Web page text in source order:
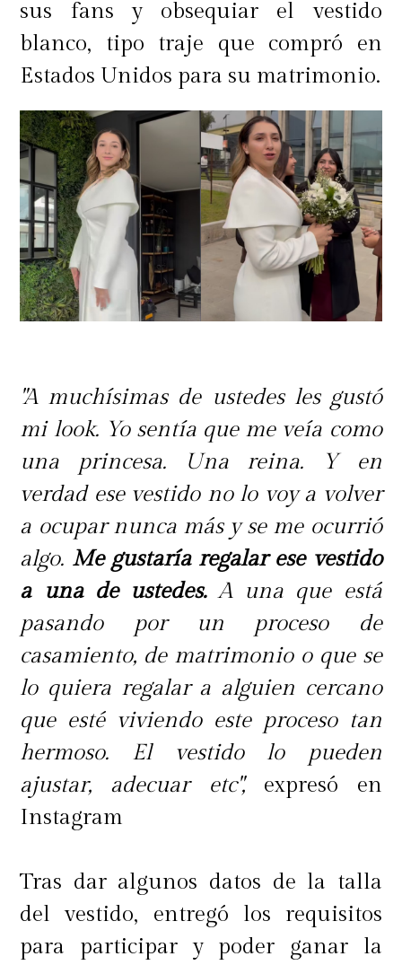
sus fans y obsequiar el vestido
blanco, tipo traje que compró en
Estados Unidos para su matrimonio.
"A muchísimas de ustedes les gustó
mi look. Yo sentía que me veía como
una princesa. Una reina. Y en
verdad ese vestido no lo voy a volver
a ocupar nunca más y se me ocurrió
algo. Me gustaría regalar ese vestido
a una de ustedes.A una que está
pasando por un proceso de
casamiento, de matrimonio o que se
lo quiera regalar a alguien cercano
que esté viviendo este proceso tan
hermoso. El vestido lo pueden
ajustar, adecuar etc",expresó en
Instagram
Tras dar algunos datos de la talla
del vestido, entregó los requisitos
para participar y poder ganar la